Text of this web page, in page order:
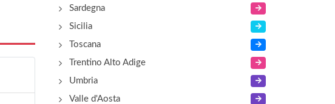
Sardegna
Sicilia
Toscana
Trentino Alto Adige
Umbria
Valle d'Aosta